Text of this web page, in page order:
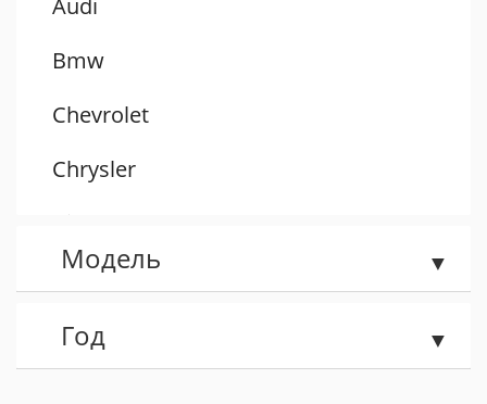
Bmw
Chevrolet
Chrysler
Dacia
Daewoo
Модель
Год